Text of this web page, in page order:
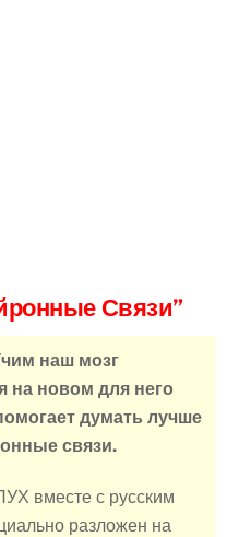
Связи”
наш мозг
на новом для него
думать лучше
связи.
вместе с русским
разложен на